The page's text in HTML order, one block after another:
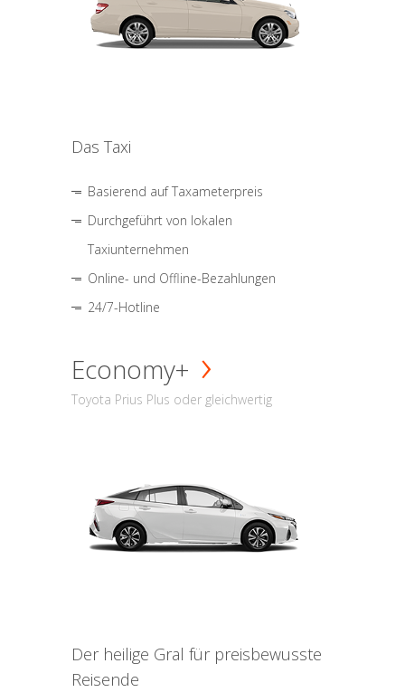
Das Taxi
Basierend auf Taxameterpreis
Durchgeführt von lokalen
Taxiunternehmen
Online- und Offline-Bezahlungen
24/7-Hotline
Economy+
Toyota Prius Plus oder gleichwertig
Der heilige Gral für preisbewusste
Reisende